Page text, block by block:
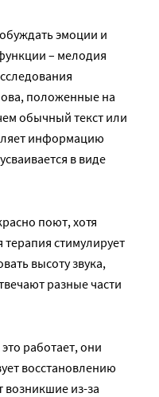
эмоции и
– мелодия
положенные на
обычный текст или
информацию
в виде
поют, хотя
стимулирует
высоту звука,
разные части
работает, они
восстановлению
возникшие из-за